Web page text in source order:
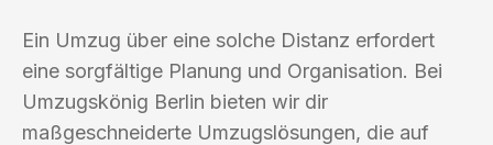
Ein Umzug über eine solche Distanz erfordert
eine sorgfältige Planung und Organisation. Bei
Umzugskönig Berlin bieten wir dir
maßgeschneiderte Umzugslösungen, die auf